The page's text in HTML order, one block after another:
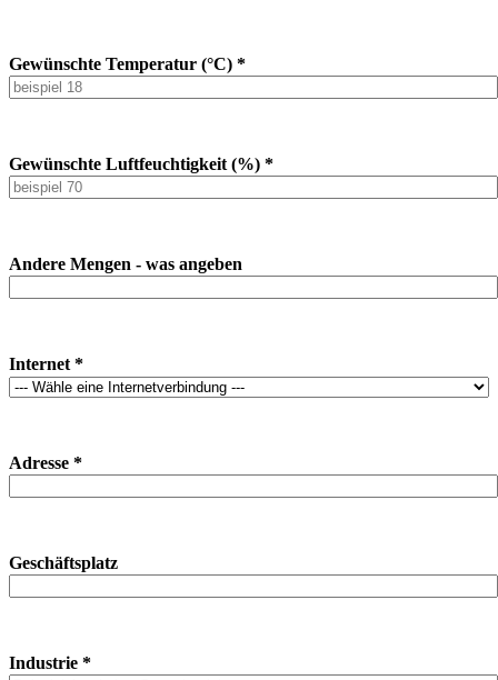
Gewünschte Temperatur (°C) *
Gewünschte Luftfeuchtigkeit (%) *
Andere Mengen - was angeben
Internet *
Adresse *
Geschäftsplatz
Industrie *